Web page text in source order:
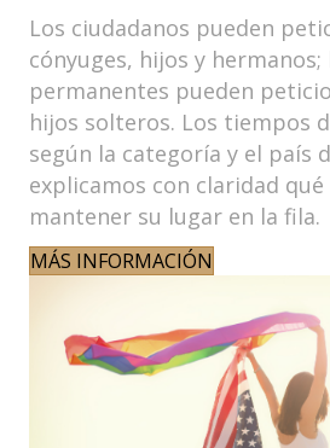
Los ciudadanos pueden
cónyuges, hijos y
permanentes pueden
hijos solteros. Los tiempos
según la categoría y el país
explicamos con claridad
mantener su lugar en la fila.
MÁS INFORMACIÓN